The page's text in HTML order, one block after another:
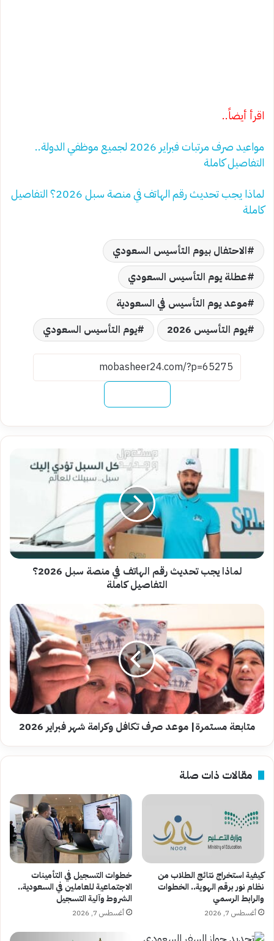
اقرأ أيضاً..
مواعيد صرف مرتبات فبراير 2026 لجميع موظفي الدولة..
التفاصيل كاملة
لماذا يجب تحديث رقم الهاتف في منصة سبل 2026؟ التفاصيل
كاملة
الاحتفال بيوم التأسيس السعودي
عطلة يوم التأسيس السعودي
موعد يوم التأسيس في السعودية
يوم التأسيس 2026
يوم التأسيس السعودي
رقم
الهاتف
في
منصة
2026؟
التفاصيل
لماذا يجب تحديث رقم الهاتف في منصة سبل 2026؟
التفاصيل كاملة
متابعة
مستمرة|
موعد
صرف
تكافل
وكرامة
شهر
فبراير
2026
متابعة مستمرة| موعد صرف تكافل وكرامة شهر فبراير 2026
مقالات ذات صلة
كيفية استخراج نتائج الطلاب من
نظام نور برقم الهوية.. الخطوات
والرابط الرسمي
أغسطس 7, 2026
خطوات التسجيل في التأمينات
الاجتماعية للعاملين في السعودية..
الشروط وآلية التسجيل
أغسطس 7, 2026